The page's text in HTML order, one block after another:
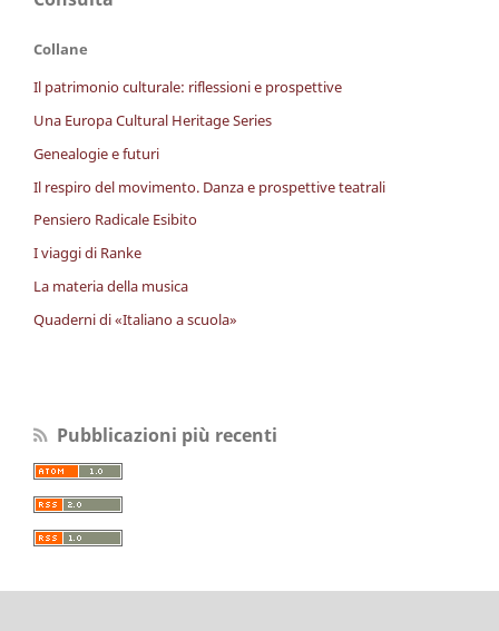
Collane
Il patrimonio culturale: riflessioni e prospettive
Una Europa Cultural Heritage Series
Genealogie e futuri
Il respiro del movimento. Danza e prospettive teatrali
Pensiero Radicale Esibito
I viaggi di Ranke
La materia della musica
Quaderni di «Italiano a scuola»
Pubblicazioni più recenti